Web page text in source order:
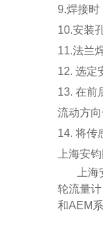
9.焊接时
10.安装
11.法兰
12. 选定
13. 在前
流动方
14. 将传
上海安
上
轮流量
和AEM